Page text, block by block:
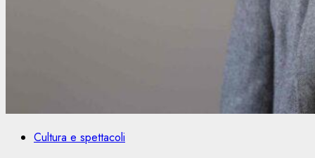
Cultura e spettacoli